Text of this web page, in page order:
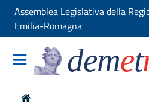
Assemblea Legislativa della
Emilia-Romagna
demet